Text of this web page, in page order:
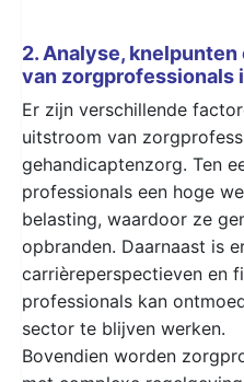
2. Analyse,
van zorgprofessionals
Er zijn verschillende
uitstroom van
gehandicaptenzorg. Ten
professionals een hoge
belasting, waardoor ze
opbranden. Daarnaast is
carrièreperspectieven en
professionals kan
sector te blijven werken.
Bovendien worden